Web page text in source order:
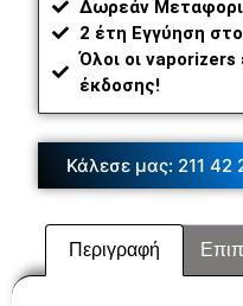
Δωρεάν
2 έτη Εγγύηση
Όλοι οι vaporizers
έκδοσης!
Κάλεσε μας: 211 42
Περιγραφή